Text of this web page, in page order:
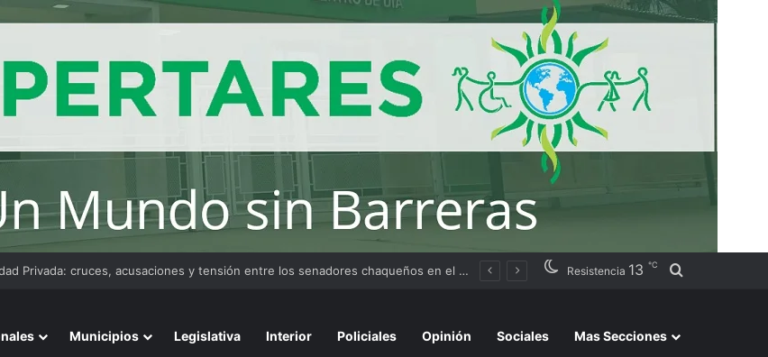
a emprendedores locales para competir en «Emprendimiento Argentino 2026» Resistencia 13 ℃ Buscar por
Municipios Legislativa Interior Policiales Opinión Sociales Mas Secciones